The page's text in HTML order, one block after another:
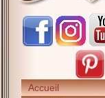
Accueil